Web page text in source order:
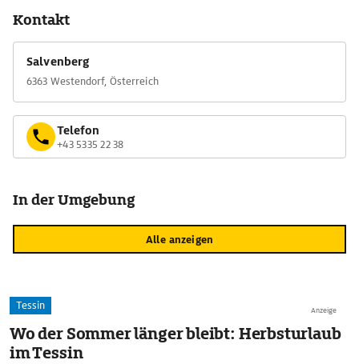
Kontakt
Salvenberg
6363 Westendorf, Österreich
Telefon
+43 5335 22 38
In der Umgebung
Alle anzeigen
Anzeige
Tessin
Wo der Sommer länger bleibt: Herbsturlaub
im Tessin